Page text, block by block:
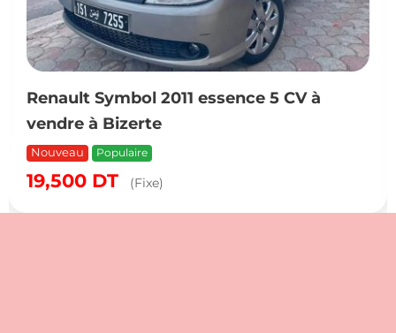
Renault Symbol 2011 essence 5 CV à
vendre à Bizerte
Nouveau Populaire
19,500 DT (Fixe)